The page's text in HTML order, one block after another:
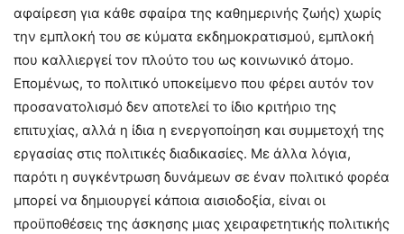
αφαίρεση για κάθε σφαίρα της καθημερινής ζωής) χωρίς
την εμπλοκή του σε κύματα εκδημοκρατισμού, εμπλοκή
που καλλιεργεί τον πλούτο του ως κοινωνικό άτομο.
Επομένως, το πολιτικό υποκείμενο που φέρει αυτόν τον
προσανατολισμό δεν αποτελεί το ίδιο κριτήριο της
επιτυχίας, αλλά η ίδια η ενεργοποίηση και συμμετοχή της
εργασίας στις πολιτικές διαδικασίες. Με άλλα λόγια,
παρότι η συγκέντρωση δυνάμεων σε έναν πολιτικό φορέα
μπορεί να δημιουργεί κάποια αισιοδοξία, είναι οι
προϋποθέσεις της άσκησης μιας χειραφετητικής πολιτικής